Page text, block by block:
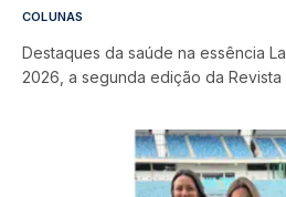
COLUNAS
Destaques da saúde na essência
2026, a segunda edição da Revista